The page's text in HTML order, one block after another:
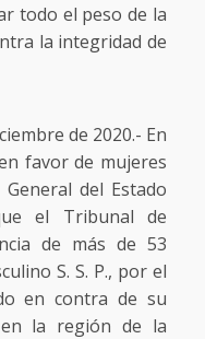
todo el peso de la
la integridad de
de 2020.- En
favor de mujeres
del Estado
el Tribunal de
de más de 53
S. S. P., por el
en contra de su
en la región de la